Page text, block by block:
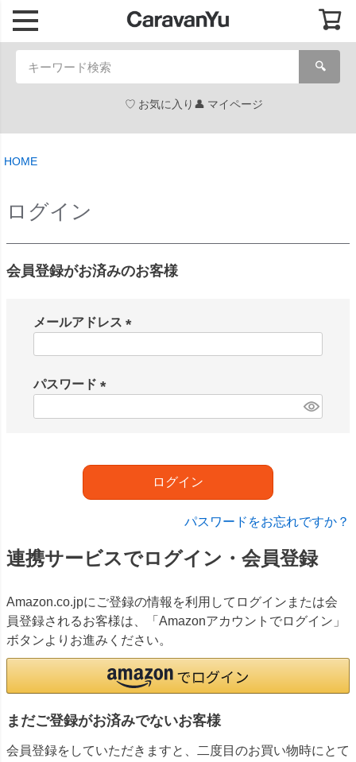
🔍
お気に入り マイページ
HOME
ログイン
会員登録がお済みのお客様
メールアドレス
パスワード
)
ログイン
パスワードをお忘れですか？
連携サービスでログイン・会員登録
Amazon.co.jpにご登録の情報を利用してログインまたは会
員登録されるお客様は、「Amazonアカウントでログイン」
ボタンよりお進みください。
まだご登録がお済みでないお客様
会員登録をしていただきますと、二度目のお買い物時にとて